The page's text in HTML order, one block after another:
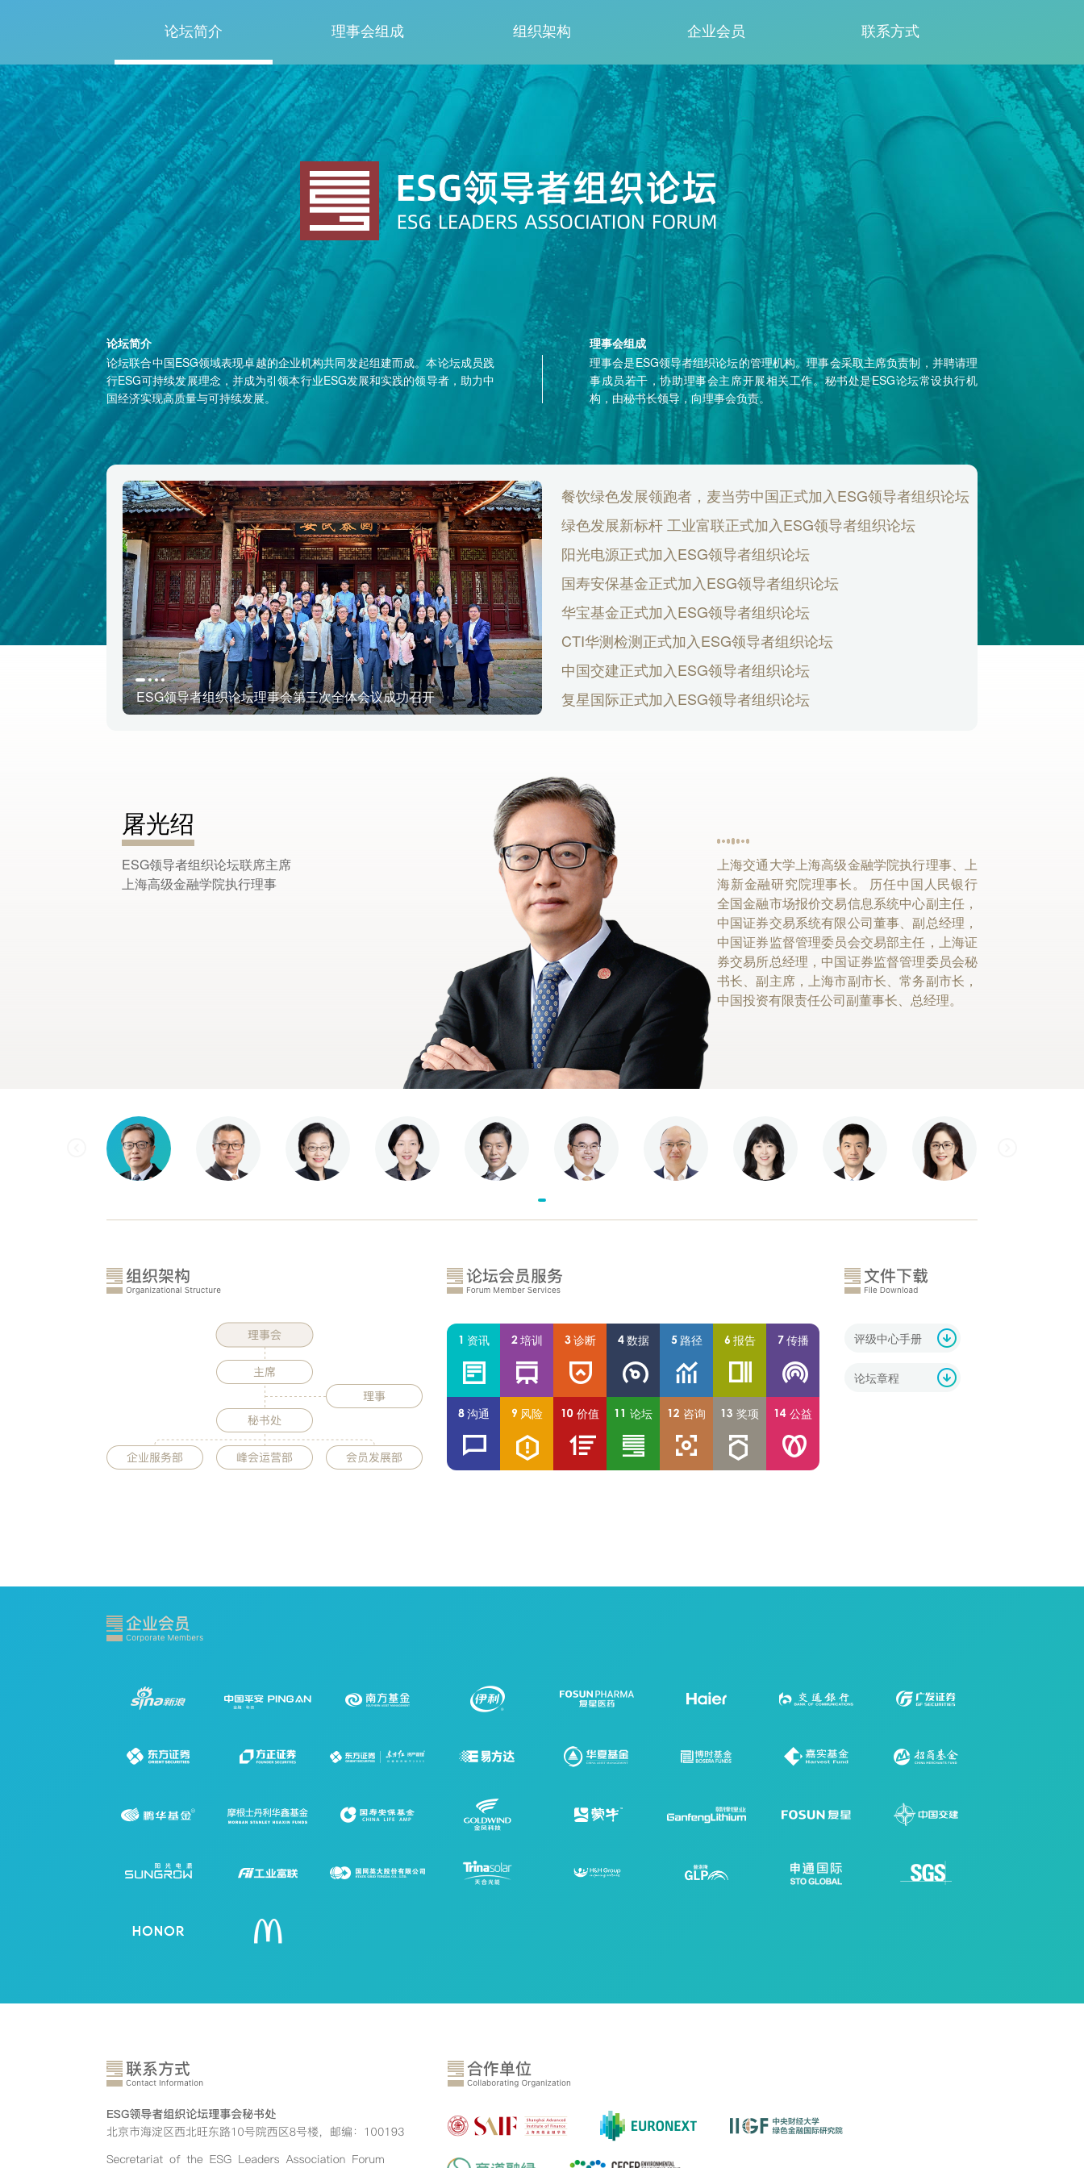
论坛简介 理事会组成 组织架构 企业会员 联系方式
论坛简介
论坛联合中国ESG领域表现卓越的企业机构共同发起组建而成。本论坛成员践
行ESG可持续发展理念，并成为引领本行业ESG发展和实践的领导者，助力中
国经济实现高质量与可持续发展。
理事会组成
理事会是ESG领导者组织论坛的管理机构。理事会采取主席负责制，并聘请理
事成员若干，协助理事会主席开展相关工作。秘书处是ESG论坛常设执行机
构，由秘书长领导，向理事会负责。
屠光绍
ESG领导者组织论坛联席主席
上海高级金融学院执行理事
上海交通大学上海高级金融学院执行理事、上
海新金融研究院理事长。 历任中国人民银行
全国金融市场报价交易信息系统中心副主任，
中国证券交易系统有限公司董事、副总经理，
中国证券监督管理委员会交易部主任，上海证
券交易所总经理，中国证券监督管理委员会秘
书长、副主席，上海市副市长、常务副市长，
中国投资有限责任公司副董事长、总经理。
新浪财经与德勤中国签署ESG合作框架协议 ESG领导者组织论坛理事会第二次全体会议成功召开
餐饮绿色发展领跑者，麦当劳中国正式加入ESG领导者组织论坛
绿色发展新标杆 工业富联正式加入ESG领导者组织论坛
阳光电源正式加入ESG领导者组织论坛
国寿安保基金正式加入ESG领导者组织论坛
华宝基金正式加入ESG领导者组织论坛
CTI华测检测正式加入ESG领导者组织论坛
中国交建正式加入ESG领导者组织论坛
复星国际正式加入ESG领导者组织论坛
资讯 培训 诊断 数据 路径 报告 传播
沟通 风险 价值 论坛 咨询 奖项 公益
评级中心手册
论坛章程